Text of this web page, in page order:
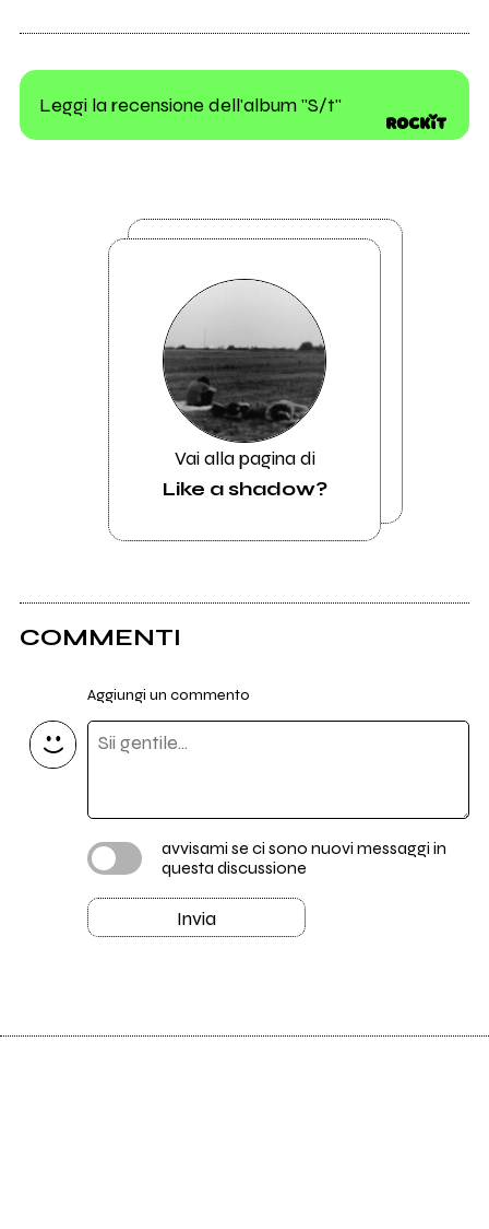
Leggi la recensione dell'album "S/t"
Vai alla pagina di
Like a shadow?
COMMENTI
Aggiungi un commento
avvisami se ci sono nuovi messaggi in
questa discussione
Invia